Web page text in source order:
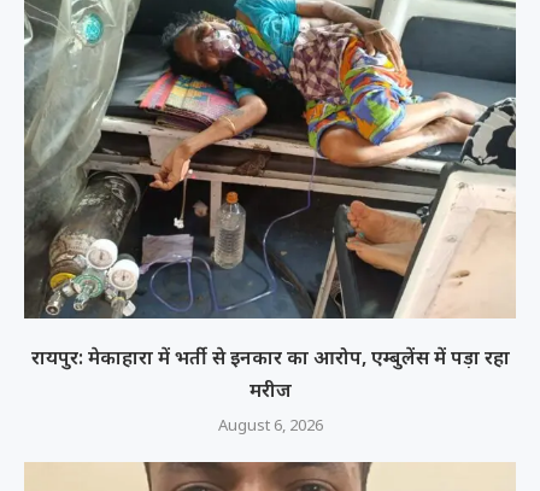
रायपुर: मेकाहारा में भर्ती से इनकार का आरोप, एम्बुलेंस में पड़ा रहा
मरीज
August 6, 2026